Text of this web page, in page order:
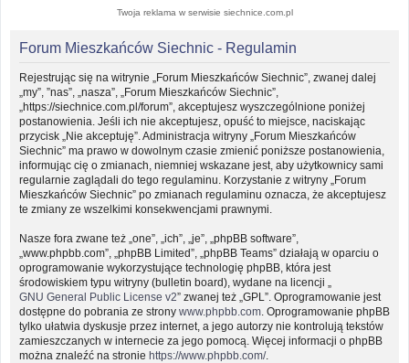
Twoja reklama w serwisie siechnice.com.pl
Forum Mieszkańców Siechnic - Regulamin
Rejestrując się na witrynie „Forum Mieszkańców Siechnic”, zwanej dalej
„my”, ”nas”, „nasza”, „Forum Mieszkańców Siechnic”,
„https://siechnice.com.pl/forum”, akceptujesz wyszczególnione poniżej
postanowienia. Jeśli ich nie akceptujesz, opuść to miejsce, naciskając
przycisk „Nie akceptuję”. Administracja witryny „Forum Mieszkańców
Siechnic” ma prawo w dowolnym czasie zmienić poniższe postanowienia,
informując cię o zmianach, niemniej wskazane jest, aby użytkownicy sami
regularnie zaglądali do tego regulaminu. Korzystanie z witryny „Forum
Mieszkańców Siechnic” po zmianach regulaminu oznacza, że akceptujesz
te zmiany ze wszelkimi konsekwencjami prawnymi.
Nasze fora zwane też „one”, „ich”, „je”, „phpBB software”,
„www.phpbb.com”, „phpBB Limited”, „phpBB Teams” działają w oparciu o
oprogramowanie wykorzystujące technologię phpBB, która jest
środowiskiem typu witryny (bulletin board), wydane na licencji „
GNU General Public License v2” zwanej też „GPL”. Oprogramowanie jest
dostępne do pobrania ze strony www.phpbb.com . Oprogramowanie phpBB
tylko ułatwia dyskusje przez internet, a jego autorzy nie kontrolują tekstów
zamieszczanych w internecie za jego pomocą. Więcej informacji o phpBB
można znaleźć na stronie https://www.phpbb.com/.